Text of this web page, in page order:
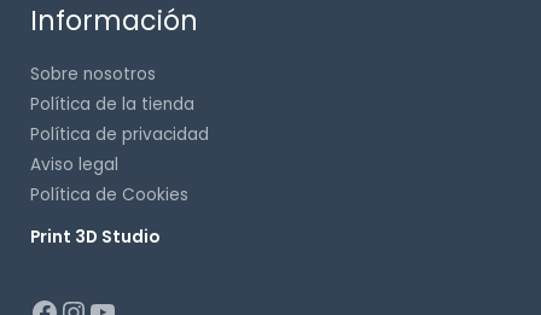
Información
Sobre nosotros
Política de la tienda
Política de privacidad
Aviso legal
Política de Cookies
Print 3D Studio